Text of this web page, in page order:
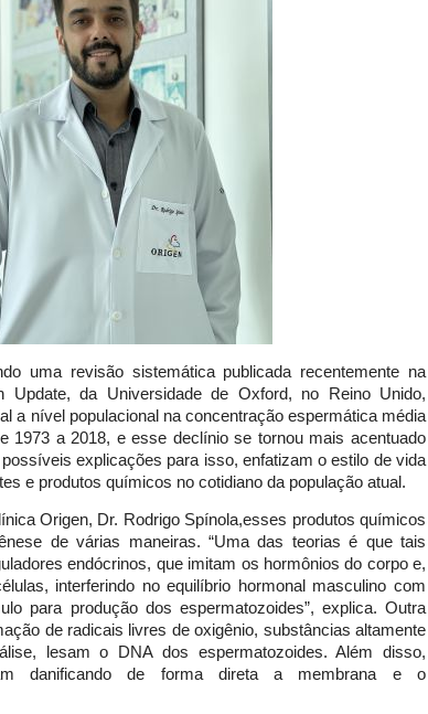
uma revisão sistemática publicada recentemente na
Update, da Universidade de Oxford, no Reino Unido,
a nível populacional na concentração espermática média
1973 a 2018, e esse declínio se tornou mais acentuado
explicações para isso, enfatizam o estilo de vida
e produtos químicos no cotidiano da população atual.
Origen, Dr. Rodrigo Spínola,esses produtos químicos
de várias maneiras. “Uma das teorias é que tais
endócrinos, que imitam os hormônios do corpo e,
interferindo no equilíbrio hormonal masculino com
para produção dos espermatozoides”, explica. Outra
de radicais livres de oxigênio, substâncias altamente
lesam o DNA dos espermatozoides. Além disso,
danificando de forma direta a membrana e o